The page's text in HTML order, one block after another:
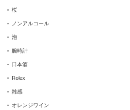
桜
ノンアルコール
泡
腕時計
日本酒
Rolex
雑感
オレンジワイン